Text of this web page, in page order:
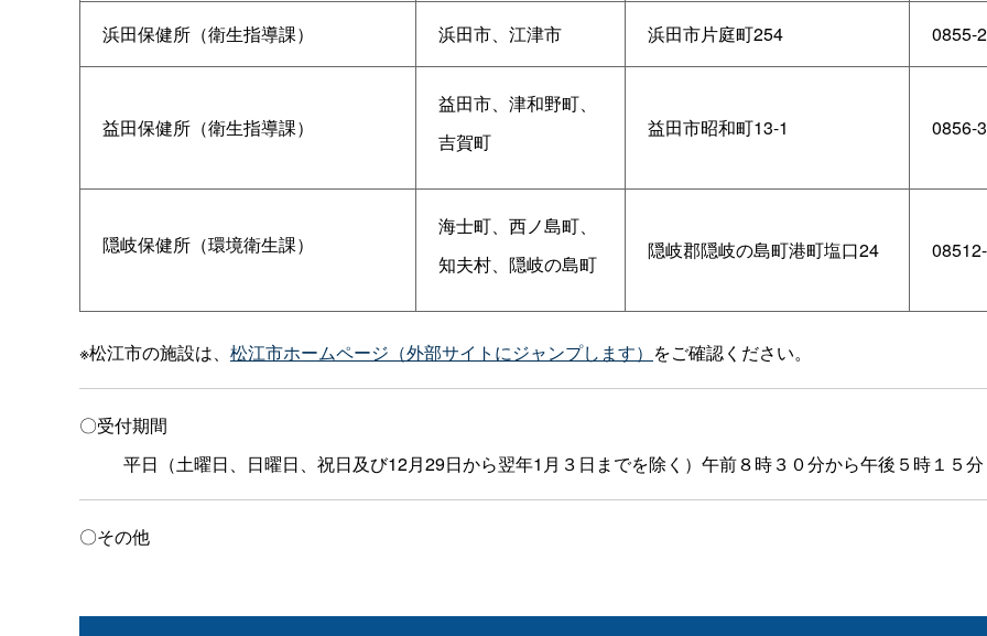
浜田保健所（衛生指導課） 浜田市、江津市 浜田市片庭町254 0855-
益田保健所（衛生指導課）
益田市、津和野町、
吉賀町
益田市昭和町13-1 0856-
隠岐保健所（環境衛生課）
海士町、西ノ島町、
知夫村、隠岐の島町
隠岐郡隠岐の島町港町塩口24
※松江市の施設は、 松江市ホームページ（外部サイトにジャンプします） をご確認ください。
〇受付期間
平日（土曜日、日曜日、祝日及び12月29日から翌年1月３日までを除く）午前８時３０分から午後５時１５
〇その他